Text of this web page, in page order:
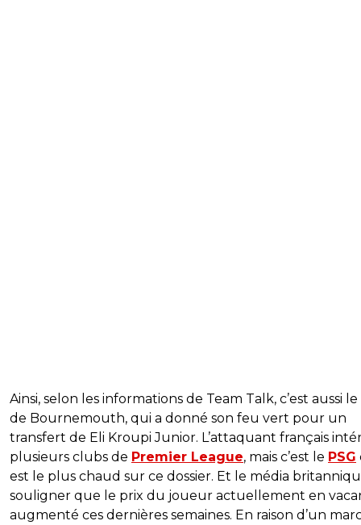
Ainsi, selon les informations de Team Talk, c’est aussi le
de Bournemouth, qui a donné son feu vert pour un
transfert de Eli Kroupi Junior. L’attaquant français
plusieurs clubs de Premier League, mais c’est le PSG
est le plus chaud sur ce dossier. Et le média
souligner que le prix du joueur actuellement en
augmenté ces dernières semaines. En raison d’un